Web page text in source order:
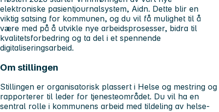
elektroniske pasientjournalsystem, Aidn. Dette blir en
viktig satsing for kommunen, og du vil få mulighet til å
være med på å utvikle nye arbeidsprosesser, bidra til
kvalitetsforbedring og ta del i et spennende
digitaliseringsarbeid.
Om stillingen
Stillingen er organisatorisk plassert i Helse og mestring og
rapporterer til leder for tjenesteområdet. Du vil ha en
sentral rolle i kommunens arbeid med tildeling av helse-